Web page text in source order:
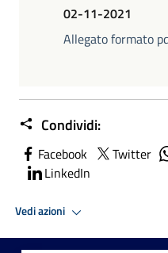
02-11-2021
Allegato formato
Condividi:
Facebook Twitter
LinkedIn
Vedi azioni